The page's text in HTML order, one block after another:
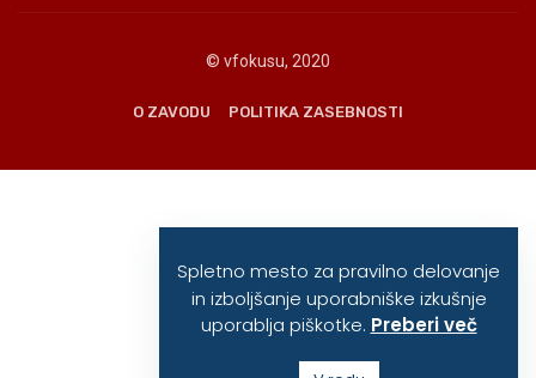
© vfokusu, 2020
O ZAVODU POLITIKA ZASEBNOSTI
Spletno mesto za pravilno delovanje
in izboljšanje uporabniške izkušnje
uporablja piškotke. Preberi več